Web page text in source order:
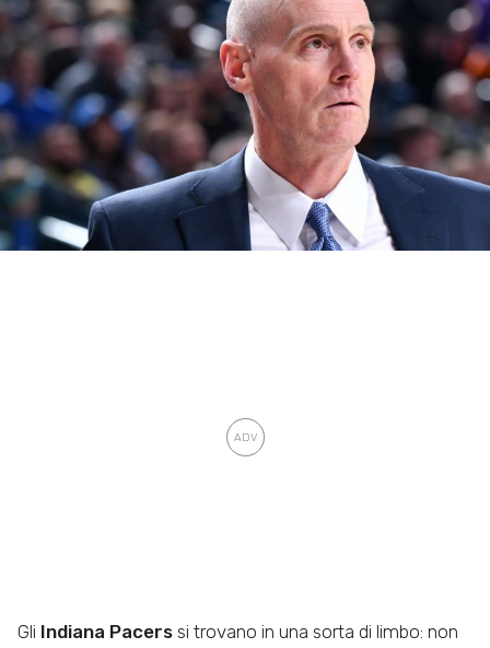
Gli Indiana Pacers si trovano in una sorta di limbo: non